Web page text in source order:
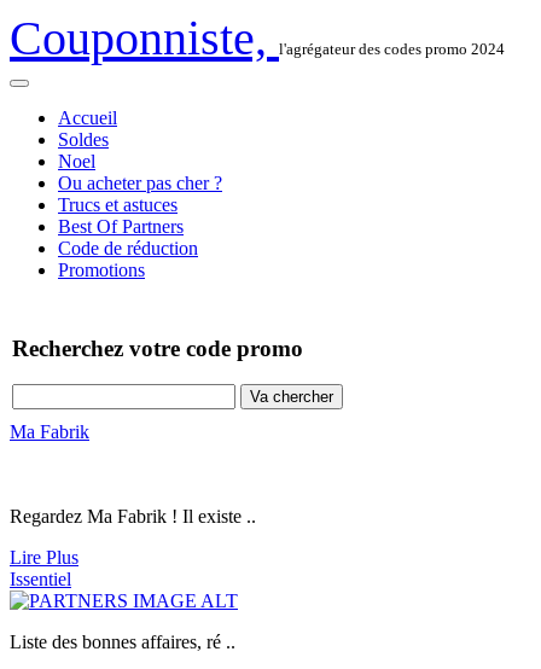
Couponniste, l'agrégateur des codes promo 2024
Accueil
Soldes
Noel
Ou acheter pas cher ?
Trucs et astuces
Best Of Partners
Code de réduction
Promotions
Recherchez votre code promo
Ma Fabrik
Regardez Ma Fabrik ! Il existe ..
Lire Plus
Issentiel
Liste des bonnes affaires, ré ..